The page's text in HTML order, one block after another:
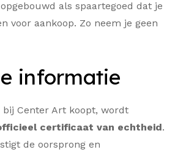
als spaartegoed dat je
voor aankoop. Zo neem je geen
informatie
Center Art koopt, wordt
certificaat van echtheid.
de oorsprong en